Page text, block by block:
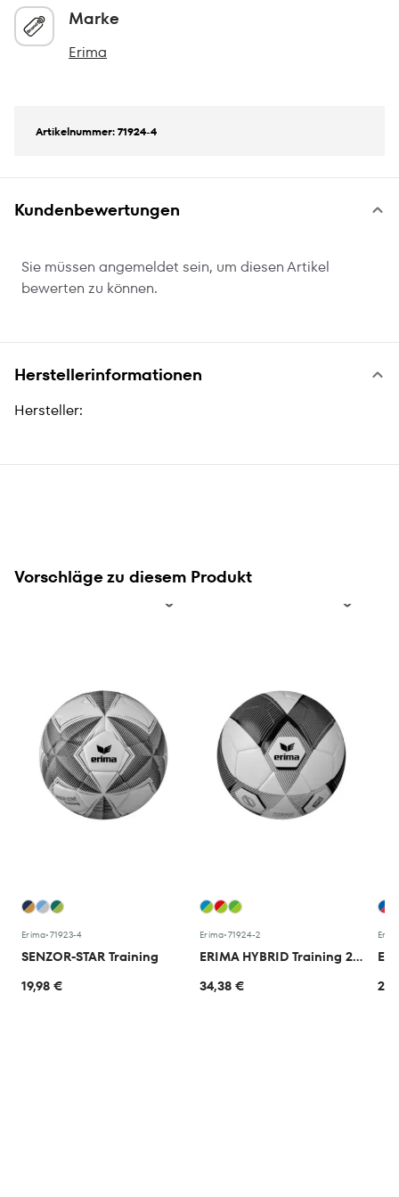
Marke
Erima
Artikelnummer: 71924-4
Kundenbewertungen
Sie müssen angemeldet sein, um diesen Artikel
bewerten zu können.
Herstellerinformationen
Hersteller:
Vorschläge zu diesem Produkt
Erima•71923-4
SENZOR-STAR Training
19,98 €
Erima•71924-2
ERIMA HYBRID Training 2.0
34,38 €